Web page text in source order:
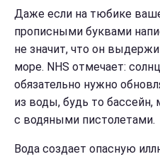
Даже если на тюбике
прописными буквами
не значит, что он
море. NHS отмечает:
обязательно нужно
из воды, будь то
с водяными пистолетами.
Вода создает опасную